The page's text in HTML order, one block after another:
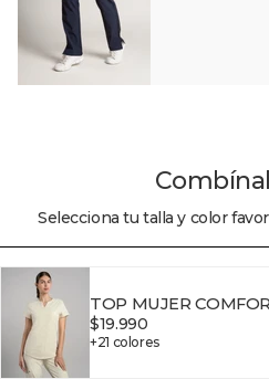
"maximum_of"=>"Máximo
de
Selecciona tu talla y color
TOP MUJER
$19.990
+21 colores